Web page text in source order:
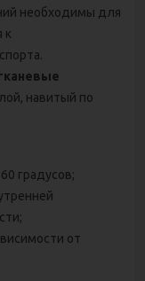
необходимы для
к
навитый по
градусов;
от